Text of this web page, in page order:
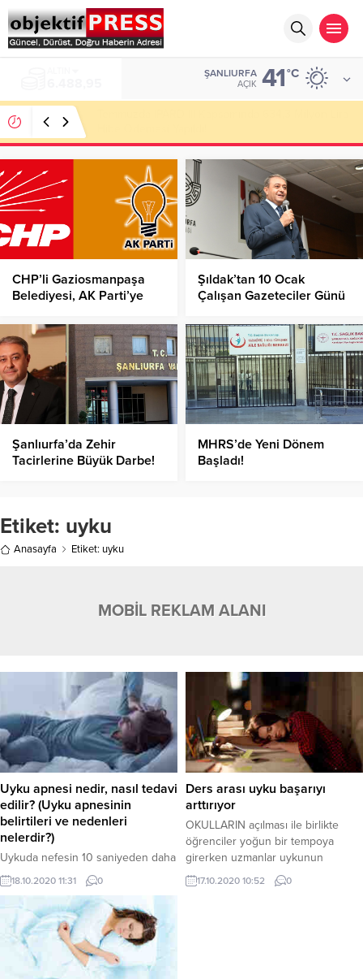
ŞANLIURFA
AÇIK 41°C
CHP’li Gaziosmanpaşa
Belediyesi, AK Parti’ye
Şıldak’tan 10 Ocak
Çalışan Gazeteciler Günü
Şanlıurfa’da Zehir
Tacirlerine Büyük Darbe!
MHRS’de Yeni Dönem
Başladı!
Etiket: uyku
Anasayfa Etiket: uyku
MOBİL REKLAM ALANI
Uyku apnesi nedir, nasıl tedavi
edilir? (Uyku apnesinin
belirtileri ve nedenleri
nelerdir?)
Uykuda nefesin 10 saniyeden daha
uzun süre kesilmesi “apne” olarak
adlandırılıyor. Uykuda nefesin kısmi
kesilmesi ise horlama olarak ortaya
çıkıyor. “Uyku apnesi” ve buna
bağlı görülen “gündüz aşırı
uykululuğu’ hayati sorunlara neden
olabiliyor. Obstrüktif (tıkayıcı) Uyku
18.10.2020 11:31 0
Ders arası uyku başarıyı
arttırıyor
OKULLARIN açılması ile birlikte
öğrenciler yoğun bir tempoya
girerken uzmanlar uykunun
önemine dikkat çekti. Türk Uyku
Tıbbı Derneği Yönetim Kurulu
17.10.2020 10:52 0